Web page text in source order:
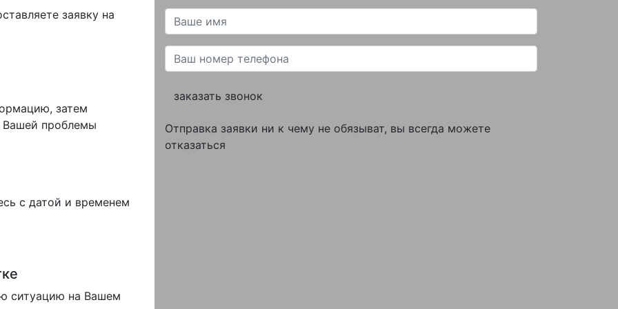
заявку на
затем
проблемы
с датой и временем
ситуацию на Вашем
заказать звонок
Отправка заявки ни к чему не обязыват, вы всегда можете
отказаться